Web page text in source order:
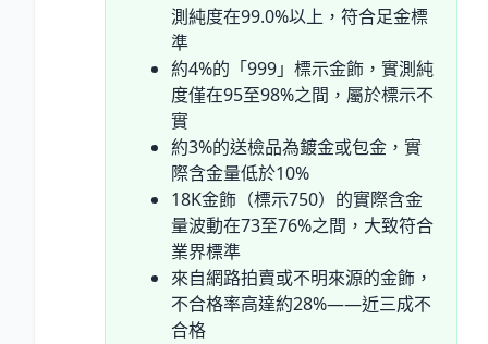
測純度在99.0%以上，符合足金標
準
約4%的「999」標示金飾，實測純
度僅在95至98%之間，屬於標示不
實
約3%的送檢品為鍍金或包金，實
際含金量低於10%
18K金飾（標示750）的實際含金
量波動在73至76%之間，大致符合
業界標準
來自網路拍賣或不明來源的金飾，
不合格率高達約28%——近三成不
合格